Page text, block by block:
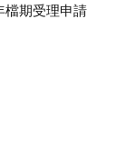
檔期受理申請